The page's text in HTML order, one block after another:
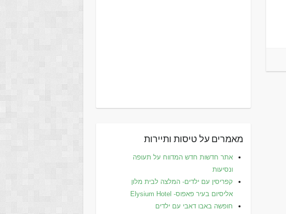
מאמרים על טיסות ותיירות
אתר חדשות חדש המדווח על תעופה
ונסיעות
קפריסין עם ילדים- המלצה לבית מלון
אליסיום בעיר פאפוס- Elysium Hotel
חופשה באבו דאבי עם ילדים